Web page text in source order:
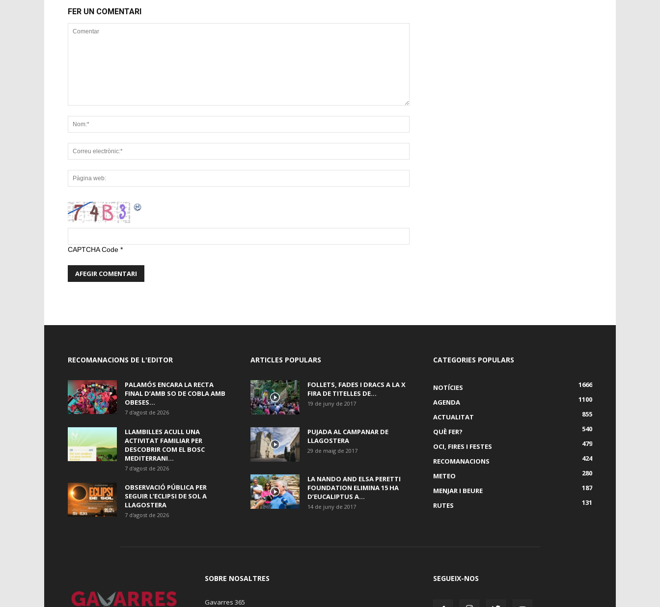
FER UN COMENTARI
CAPTCHA Code *
RECOMANACIONS DE L'EDITOR
PALAMÓS ENCARA LA RECTA
FINAL D’AMB SO DE COBLA AMB
OBESES...
7 d'agost de 2026
LLAMBILLES ACULL UNA
ACTIVITAT FAMILIAR PER
DESCOBRIR COM EL BOSC
MEDITERRANI...
7 d'agost de 2026
OBSERVACIÓ PÚBLICA PER
SEGUIR L’ECLIPSI DE SOL A
LLAGOSTERA
7 d'agost de 2026
ARTICLES POPULARS
FOLLETS, FADES I DRACS A LA X
FIRA DE TITELLES DE...
19 de juny de 2017
PUJADA AL CAMPANAR DE
LLAGOSTERA
29 de maig de 2017
LA NANDO AND ELSA PERETTI
FOUNDATION ELIMINA 15 HA
D’EUCALIPTUS A...
14 de juny de 2017
CATEGORIES POPULARS
NOTÍCIES
1666
AGENDA
1100
ACTUALITAT
855
QUÈ FER?
540
OCI, FIRES I FESTES
479
RECOMANACIONS
424
METEO
280
MENJAR I BEURE
187
RUTES
131
SOBRE NOSALTRES
Gavarres 365
SEGUEIX-NOS